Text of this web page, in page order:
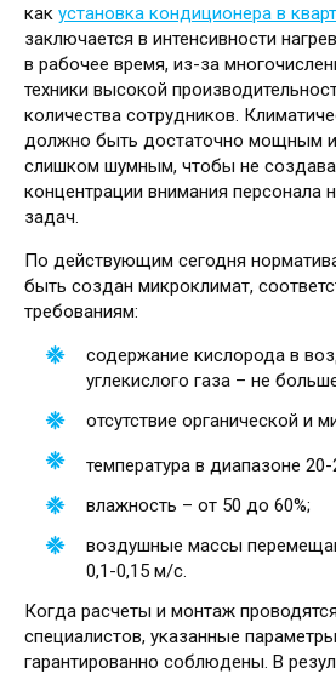
как установка кондиционера в
заключается в интенсивности
в рабочее время, из-за
техники высокой
количества сотрудников.
должно быть достаточно мощным и
слишком шумным, чтобы не
концентрации внимания персонала
задач.
По действующим сегодня
быть создан микроклимат,
требованиям:
содержание кислорода в
углекислого газа – не
отсутствие органической и
температура в диапазоне 20-
влажность – от 50 до 60%;
воздушные массы
0,1-0,15 м/с.
Когда расчеты и монтаж
специалистов, указанные
гарантированно соблюдены. В